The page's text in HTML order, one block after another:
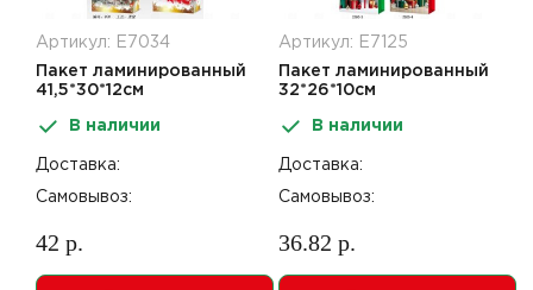
Артикул: Е7034
Пакет ламинированный
41,5*30*12см
X800-LВ наличии
Доставка:
Самовывоз:
42 р.
Артикул: Е7125
Пакет ламинированный
32*26*10см
Y2200-M
В наличии
Доставка:
Самовывоз:
36.82 р.